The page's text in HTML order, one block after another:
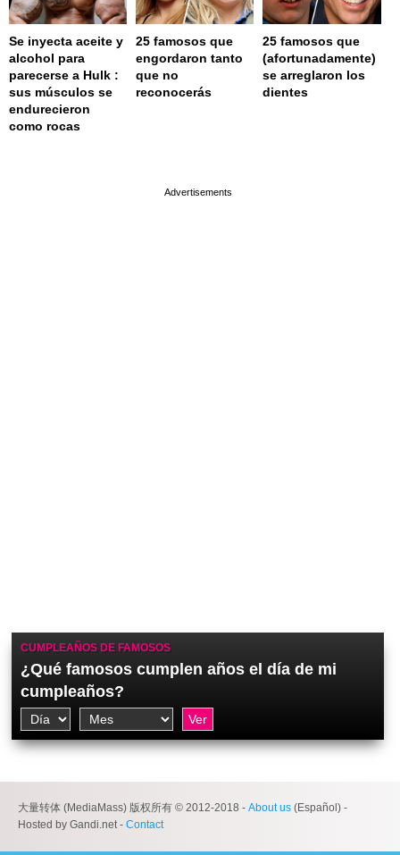
Se inyecta aceite y
alcohol para
parecerse a Hulk :
sus músculos se
endurecieron
como rocas
25 famosos que
engordaron tanto
que no
reconocerás
25 famosos que
(afortunadamente)
se arreglaron los
dientes
CUMPLEAÑOS DE FAMOSOS
¿Qué famosos cumplen años el día de mi
cumpleaños?
大量转体 (MediaMass) 版权所有 © 2012-2018 - About us (Español) -
Hosted by Gandi.net - Contact